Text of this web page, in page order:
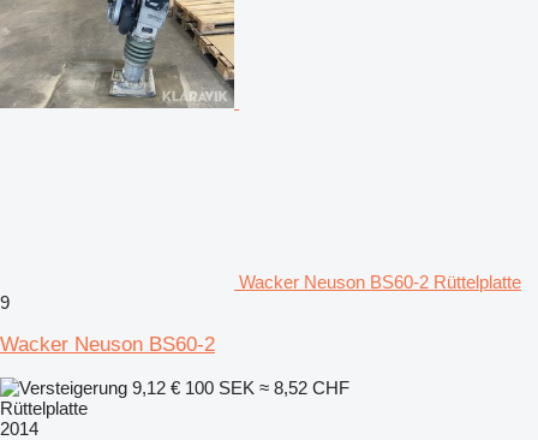
Wacker Neuson BS60-2 Rüttelplatte
9
Wacker Neuson BS60-2
9,12 € 100 SEK ≈ 8,52 CHF
Rüttelplatte
2014